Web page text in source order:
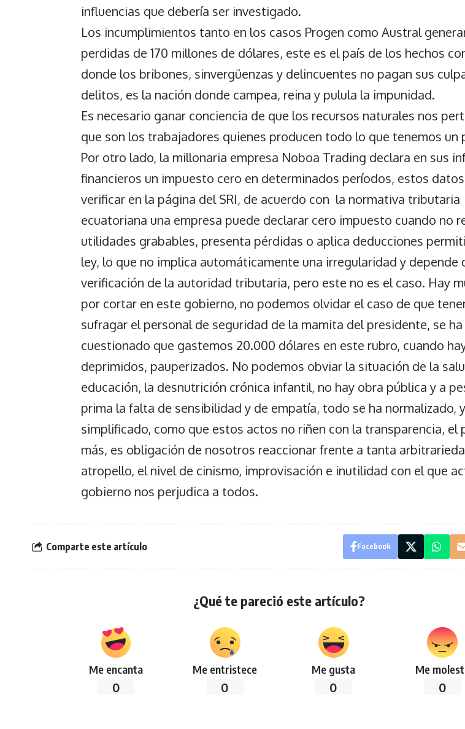
influencias que debería ser investigado.
Los incumplimientos tanto en los casos Progen como Austral
perdidas de 170 millones de dólares, este es el país de los hechos
donde los bribones, sinvergüenzas y delincuentes no pagan sus
delitos, es la nación donde campea, reina y pulula la impunidad.
Es necesario ganar conciencia de que los recursos naturales nos
que son los trabajadores quienes producen todo lo que tenemos un
Por otro lado, la millonaria empresa Noboa Trading declara en sus
financieros un impuesto cero en determinados períodos, estos
verificar en la página del SRI, de acuerdo con la normativa tributaria
ecuatoriana una empresa puede declarar cero impuesto cuando no
utilidades grabables, presenta pérdidas o aplica deducciones
ley, lo que no implica automáticamente una irregularidad y depende
verificación de la autoridad tributaria, pero este no es el caso. Hay
por cortar en este gobierno, no podemos olvidar el caso de que
sufragar el personal de seguridad de la mamita del presidente, se ha
cuestionado que gastemos 20.000 dólares en este rubro, cuando
deprimidos, pauperizados. No podemos obviar la situación de la
educación, la desnutrición crónica infantil, no hay obra pública y a
prima la falta de sensibilidad y de empatía, todo se ha normalizado,
simplificado, como que estos actos no riñen con la transparencia, el
más, es obligación de nosotros reaccionar frente a tanta
atropello, el nivel de cinismo, improvisación e inutilidad con el que
gobierno nos perjudica a todos.
Comparte este artículo Facebook
¿Qué te pareció este artículo?
Me encanta
0
Me entristece
0
Me gusta
0
Me
0